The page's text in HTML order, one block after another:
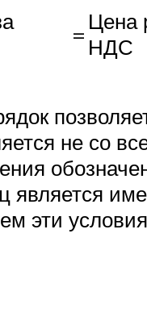
= Цена
НДС
не со
является
эти